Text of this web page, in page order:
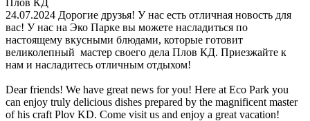
24.07.2024 Дорогие друзья! У нас есть отличная новость для
вас! У нас на Эко Парке вы можете насладиться по
настоящему вкусными блюдами, которые готовит
великолепный мастер своего дела Плов КД. Приезжайте к
нам и насладитесь отличным отдыхом!
Dear friends! We have great news for you! Here at Eco Park you
can enjoy truly delicious dishes prepared by the magnificent master
of his craft Plov KD. Come visit us and enjoy a great vacation!